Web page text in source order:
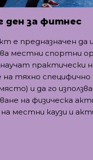
ден за фитнес
е предназначен да
местни спортни
практически
на тяхно специфично
и да го
на физическа
местни каузи и